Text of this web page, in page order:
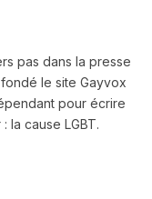
pas dans la presse
le site Gayvox
pour écrire
la cause LGBT.